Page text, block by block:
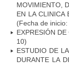
MOVIMIENTO,
EN LA CLINICA
(Fecha de
EXPRESIÓN
10)
ESTUDIO DE
DURANTE LA